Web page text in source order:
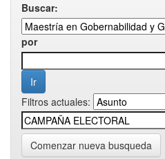
Buscar:
por
Filtros actuales:
Comenzar nueva busqueda